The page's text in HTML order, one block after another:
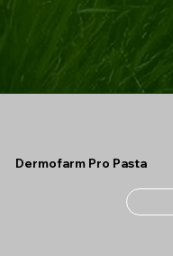
Dermofarm Pro Pasta